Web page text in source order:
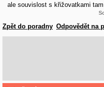
ale souvislost s křižovatkami tam
Zpět do poradny Odpovědět na